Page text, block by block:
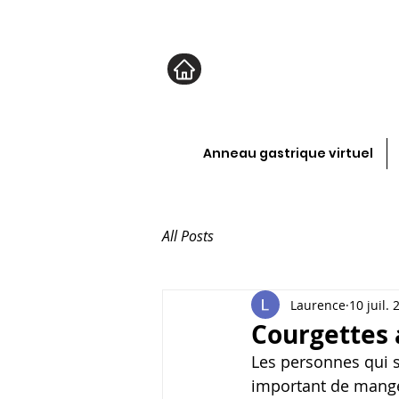
Anneau gastrique virtuel
All Posts
Courgettes
Laurence 10 juil.
Les personnes qui
important de